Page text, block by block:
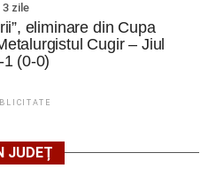
3 zile
eliminare din Cupa
Cugir – Jiul
(0-0)
JUDEȚ